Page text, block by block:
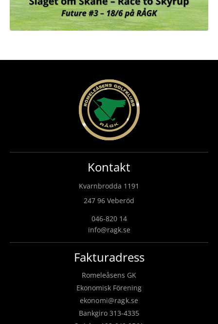
Kontakt
Kvarnbrodda 1191
247 96 Veberöd
046-820 14
info@ragk.se
Fakturadress
Romeleåsens GK
Ekonomisk Förening
ekonomi@ragk.se
Bankgiro 313-4335